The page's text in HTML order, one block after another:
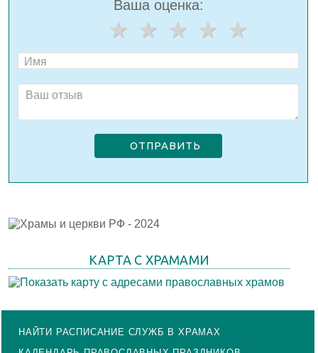
Ваша оценка:
ОТПРАВИТЬ
КАРТА С ХРАМАМИ
НАЙТИ РАСПИСАНИЕ СЛУЖБ В ХРАМАХ